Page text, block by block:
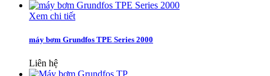
Xem chi tiết
máy bơm Grundfos TPE Series 2000
Liên hệ